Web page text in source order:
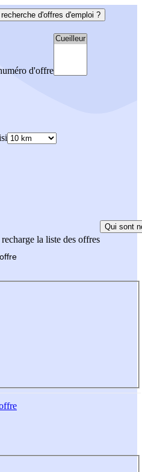
d'offres d'emploi ?
d'offre
la liste des offres
Qui sont